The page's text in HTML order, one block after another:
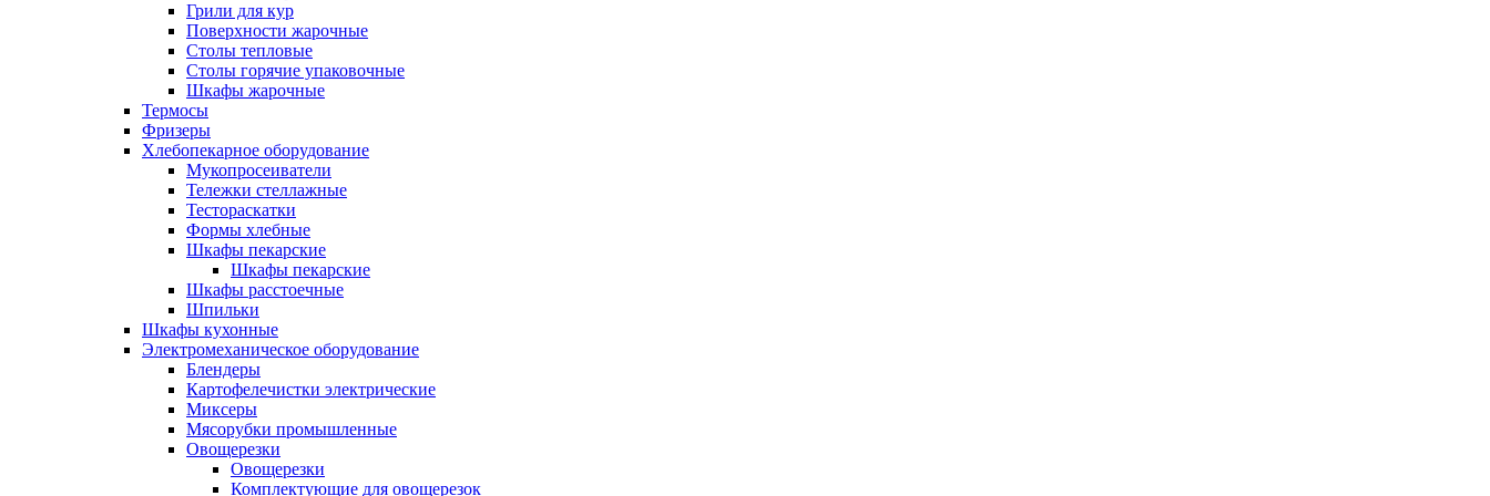
Грили для кур
Поверхности жарочные
Столы тепловые
Столы горячие упаковочные
Шкафы жарочные
Термосы
Фризеры
Хлебопекарное оборудование
Мукопросеиватели
Тележки стеллажные
Тестораскатки
Формы хлебные
Шкафы пекарские
Шкафы пекарские
Шкафы расстоечные
Шпильки
Шкафы кухонные
Электромеханическое оборудование
Блендеры
Картофелечистки электрические
Миксеры
Мясорубки промышленные
Овощерезки
Овощерезки
Комплектующие для овощерезок